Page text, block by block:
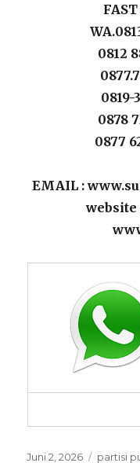
0812
0819-
0878
0877
EMAIL :
website
Posted
Juni 2, 2026 partisi